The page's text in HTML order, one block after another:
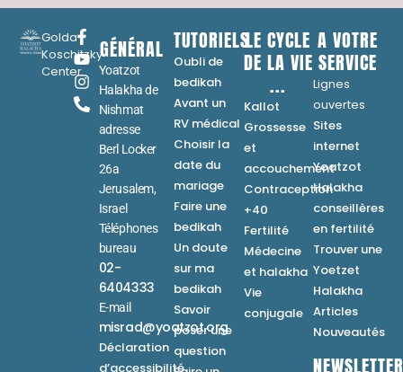
Golda
Koschitzky
Center
GÉNÉRAL
Yoatzot
Halakha de
Nishmat
adresse
Berl Locker
26a
Jerusalem,
Israel
Téléphones
bureau
02-
6404333
E-mail
misrad@yoatzot.org
Déclaration
d’accessibilité
TUTORIELS
Oubli de
bedikah
Avant un
RV médical
Choisir la
date du
mariage
Faire une
bedikah
Un doute
sur ma
bedikah
Savoir
poser une
question
LE CYCLE
DE LA VIE
...
Kallot
Grossesse
et
accouchement
Contraception
+40
Fertilité
Médecine
et halakha
Vie
conjugale
A VOTRE
SERVICE
Lignes
ouvertes
Sites
internet
Yoatzot
Halakha
conseillères
en fertilité
Trouver une
Yoetzet
Halakha
Articles
Nouveautés